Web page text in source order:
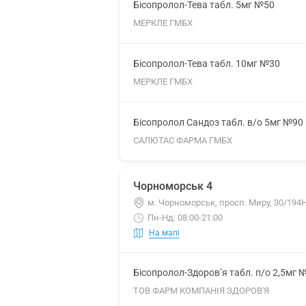
Бісопролол-Тева табл. 5мг №50
МЕРКЛЕ ГМБХ
Бісопролол-Тева табл. 10мг №30
МЕРКЛЕ ГМБХ
Бісопролол Сандоз табл. в/о 5мг №90
САЛЮТАС ФАРМА ГМБХ
Чорноморськ 4
м. Чорноморськ, просп. Миру, 30/194Н
Пн-Нд: 08:00-21:00
На мапі
Бісопролол-Здоров’я табл. п/о 2,5мг
ТОВ ФАРМ КОМПАНІЯ ЗДОРОВ'Я